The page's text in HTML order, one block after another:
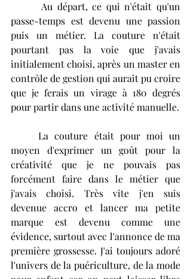
passe-temps est devenu une passion
puis un métier. La couture n'était
pourtant pas la voie que j'avais
initialement choisi, après un master en
contrôle de gestion qui aurait pu croire
que je ferais un virage à 180 degrés
	La couture était pour moi un
moyen d'exprimer un goût pour la
créativité que je ne pouvais pas
forcément faire dans le métier que
j'avais choisi. Très vite j'en suis
devenue accro et lancer ma petite
marque est devenu comme une
évidence, surtout avec l'annonce de ma
première grossesse. J'ai toujours adoré
l'univers de la puériculture, de la mode